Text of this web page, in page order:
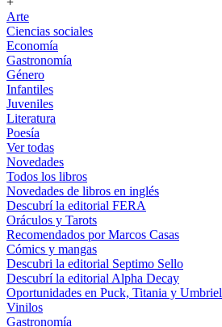
Arte
Ciencias sociales
Economía
Gastronomía
Género
Infantiles
Juveniles
Literatura
Poesía
Ver todas
Novedades
Todos los libros
Novedades de libros en inglés
Descubrí la editorial FERA
Oráculos y Tarots
Recomendados por Marcos Casas
Cómics y mangas
Descubri la editorial Septimo Sello
Descubrí la editorial Alpha Decay
Oportunidades en Puck, Titania y Umbriel
Vinilos
Gastronomía